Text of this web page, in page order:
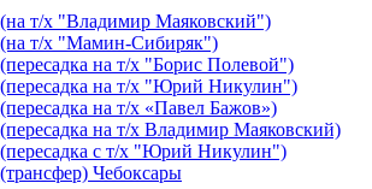
т/х "Владимир Маяковский")
(на т/х "Мамин-Сибиряк")
на т/х "Борис Полевой")
на т/х "Юрий Никулин")
на т/х «Павел Бажов»)
на т/х Владимир Маяковский)
с т/х "Юрий Никулин")
Чебоксары